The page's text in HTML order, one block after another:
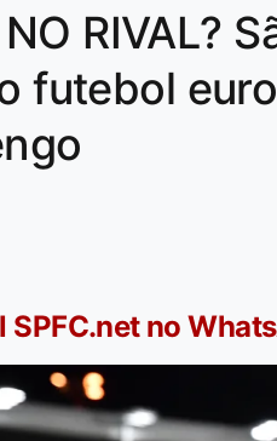
RIVAL?
futebol
SPFC.net no